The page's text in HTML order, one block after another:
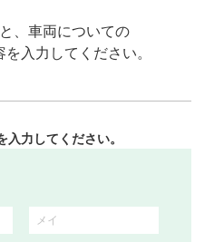
、車両についての
入力してください。
入力してください。